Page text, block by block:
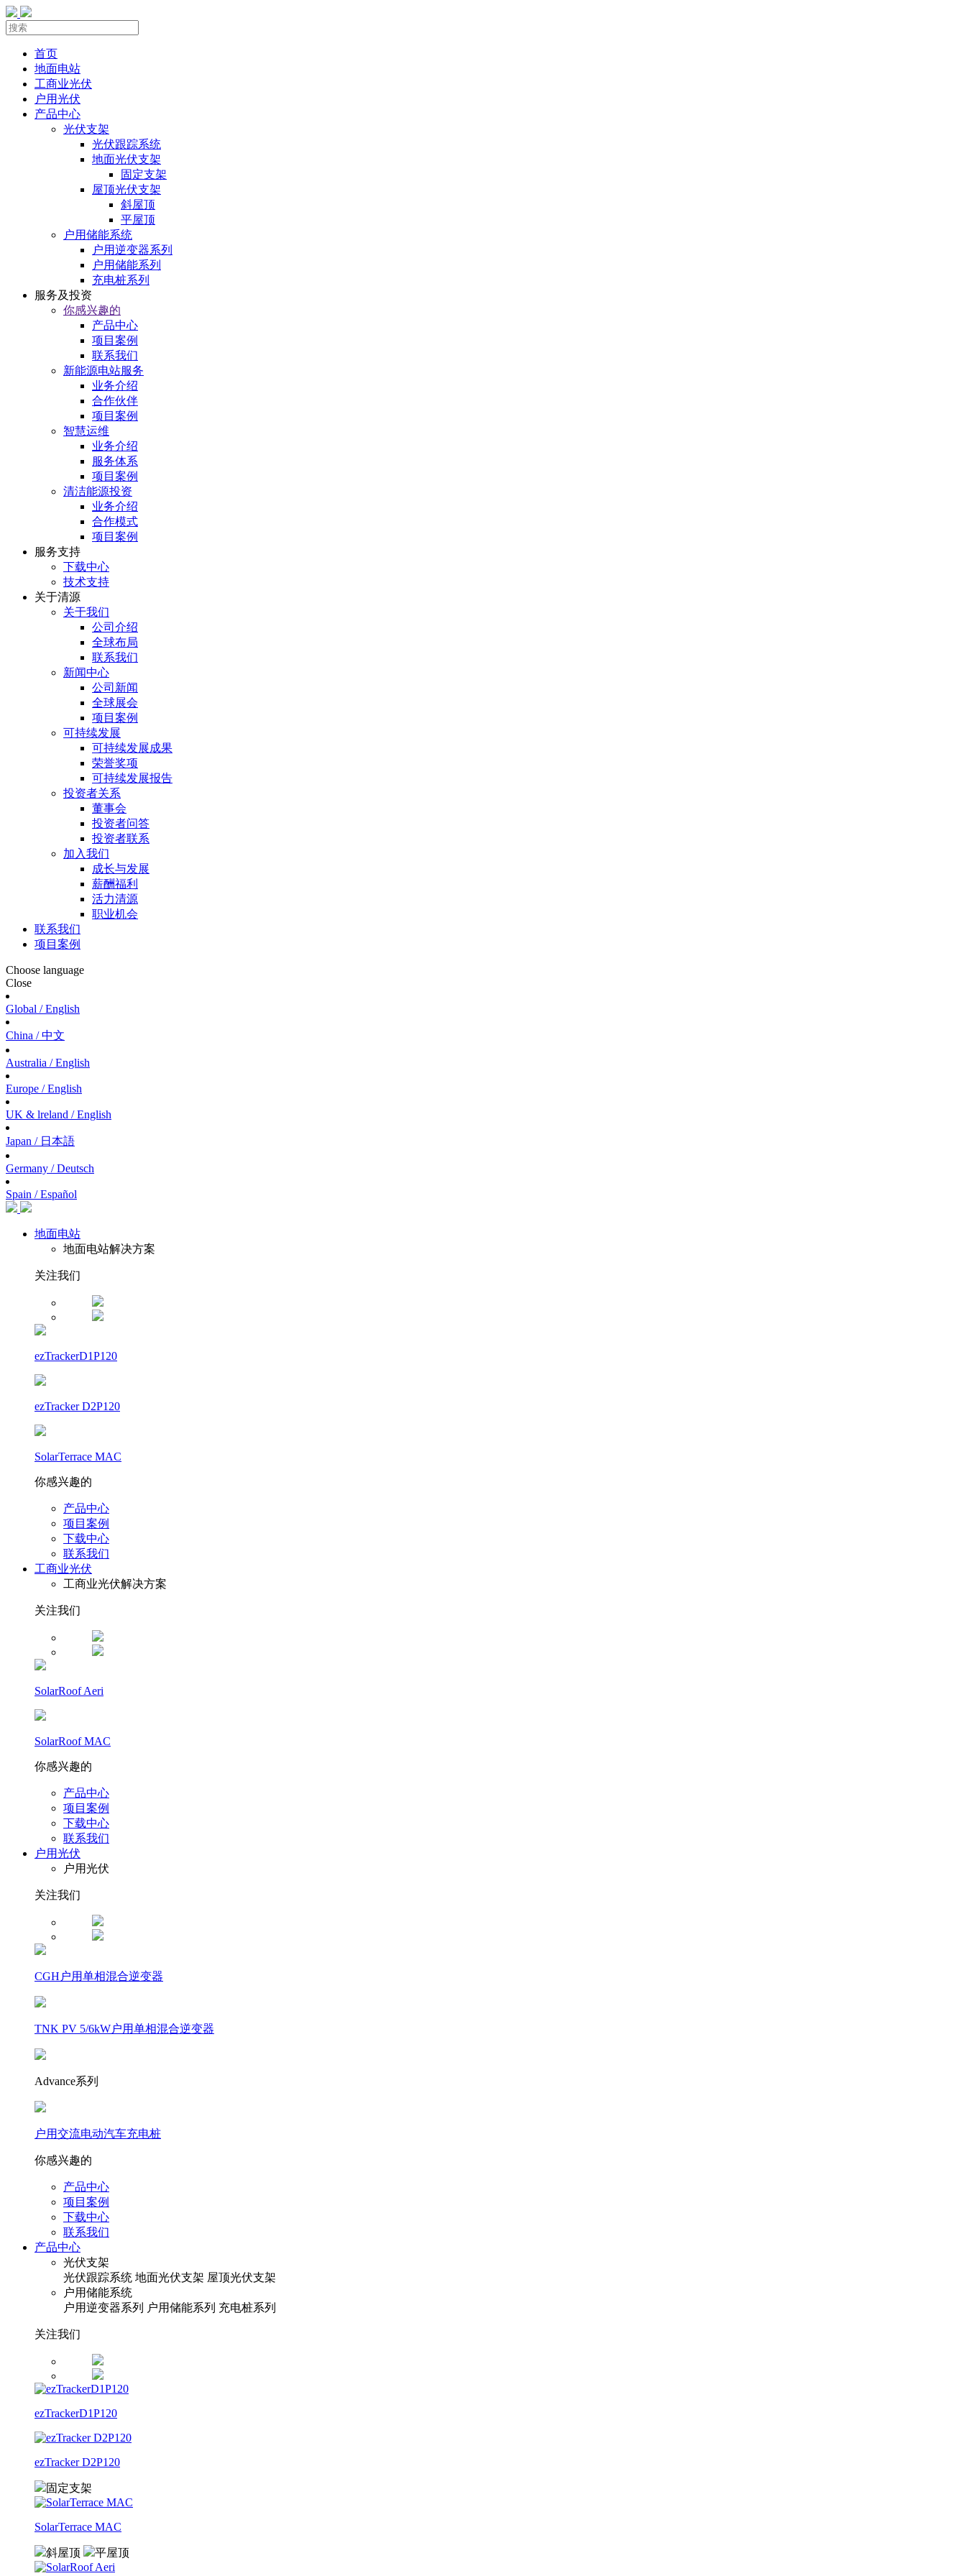
首页
地面电站
工商业光伏
户用光伏
产品中心
光伏支架
光伏跟踪系统
地面光伏支架
固定支架
屋顶光伏支架
斜屋顶
平屋顶
户用储能系统
户用逆变器系列
户用储能系列
充电桩系列
服务及投资
你感兴趣的
产品中心
项目案例
联系我们
新能源电站服务
业务介绍
合作伙伴
项目案例
智慧运维
业务介绍
服务体系
项目案例
清洁能源投资
业务介绍
合作模式
项目案例
服务⽀持
下载中心
技术支持
关于清源
关于我们
公司介绍
全球布局
联系我们
新闻中心
公司新闻
全球展会
项目案例
可持续发展
可持续发展成果
荣誉奖项
可持续发展报告
投资者关系
董事会
投资者问答
投资者联系
加入我们
成长与发展
薪酬福利
活力清源
职业机会
联系我们
项目案例
Choose language
Close
Global / English
China / 中文
Australia / English
Europe / English
UK & lreland / English
Japan / 日本語
Germany / Deutsch
Spain / Español
地面电站
地面电站解决方案
关注我们
ezTrackerD1P120
ezTracker D2P120
SolarTerrace MAC
你感兴趣的
产品中心
项目案例
下载中心
联系我们
工商业光伏
工商业光伏解决方案
关注我们
SolarRoof Aeri
SolarRoof MAC
你感兴趣的
产品中心
项目案例
下载中心
联系我们
户用光伏
户用光伏
关注我们
CGH户用单相混合逆变器
TNK PV 5/6kW户用单相混合逆变器
Advance系列
户用交流电动汽车充电桩
你感兴趣的
产品中心
项目案例
下载中心
联系我们
产品中心
光伏支架
光伏跟踪系统 地面光伏支架 屋顶光伏支架
户用储能系统
户用逆变器系列
户用储能系列 充电桩系列
关注我们
ezTrackerD1P120
ezTracker D2P120
固定支架
SolarTerrace MAC
斜屋顶 平屋顶